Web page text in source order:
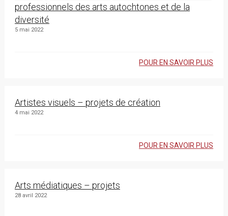
professionnels des arts autochtones et de la
diversité
5 mai 2022
POUR EN SAVOIR PLUS
Artistes visuels – projets de création
4 mai 2022
POUR EN SAVOIR PLUS
Arts médiatiques – projets
28 avril 2022